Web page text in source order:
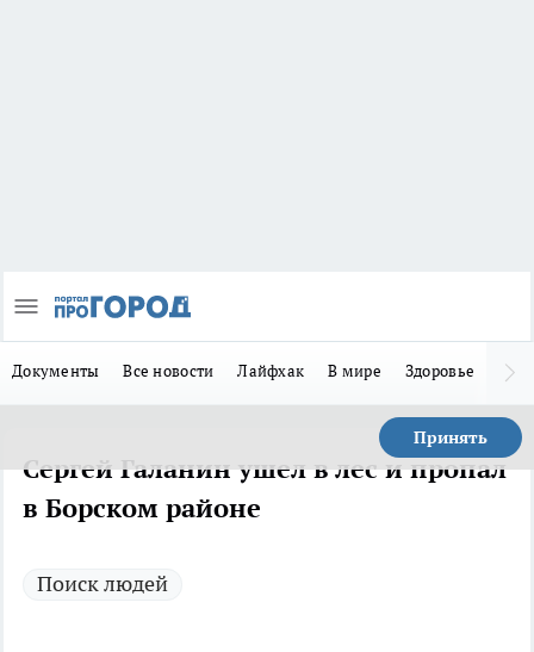
Документы Все новости Лайфхак В мире Здоровье
Принять
Сергей Галанин ушел в лес и пропал
в Борском районе
Поиск людей